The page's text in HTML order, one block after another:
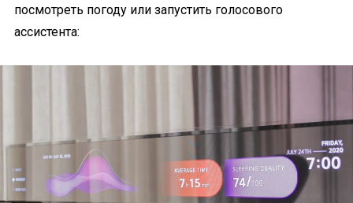
посмотреть погоду или запустить голосового
ассистента: